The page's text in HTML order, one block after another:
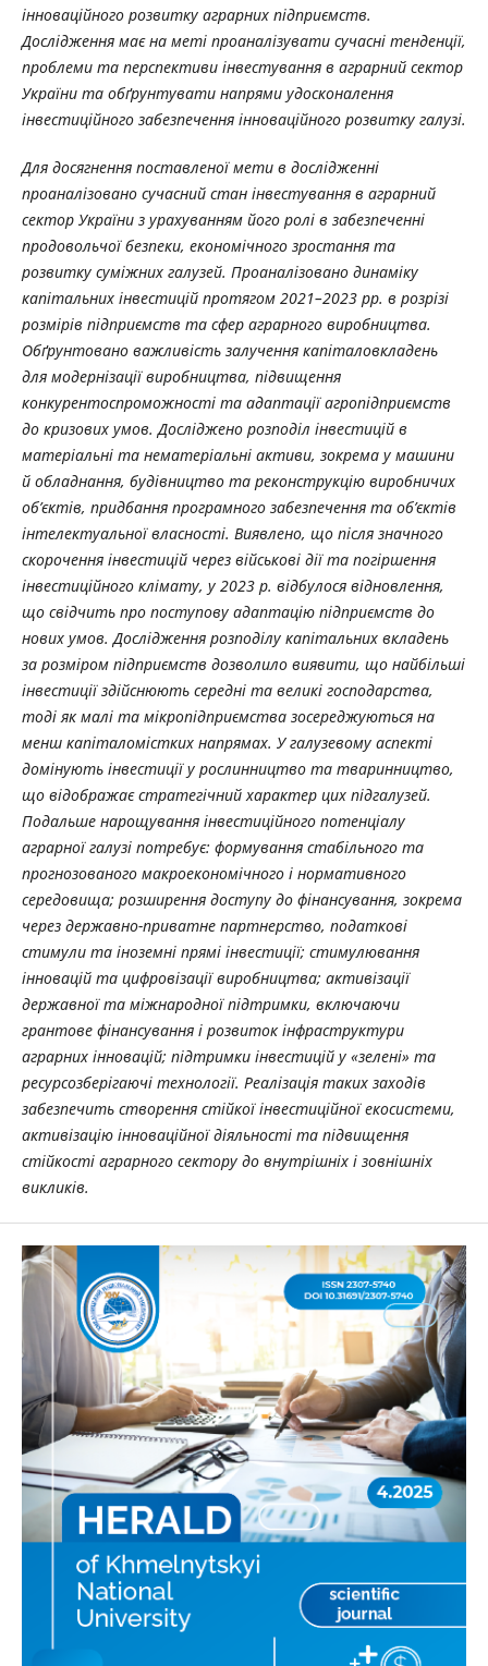
інноваційного розвитку аграрних підприємств.
Дослідження має на меті проаналізувати сучасні тенденції,
проблеми та перспективи інвестування в аграрний сектор
України та обґрунтувати напрями удосконалення
інвестиційного забезпечення інноваційного розвитку галузі.
Для досягнення поставленої мети в дослідженні
проаналізовано сучасний стан інвестування в аграрний
сектор України з урахуванням його ролі в забезпеченні
продовольчої безпеки, економічного зростання та
розвитку суміжних галузей. Проаналізовано динаміку
капітальних інвестицій протягом 2021–2023 рр. в розрізі
розмірів підприємств та сфер аграрного виробництва.
Обґрунтовано важливість залучення капіталовкладень
для модернізації виробництва, підвищення
конкурентоспроможності та адаптації агропідприємств
до кризових умов. Досліджено розподіл інвестицій в
матеріальні та нематеріальні активи, зокрема у машини
й обладнання, будівництво та реконструкцію виробничих
об’єктів, придбання програмного забезпечення та об’єктів
інтелектуальної власності. Виявлено, що після значного
скорочення інвестицій через військові дії та погіршення
інвестиційного клімату, у 2023 р. відбулося відновлення,
що свідчить про поступову адаптацію підприємств до
нових умов. Дослідження розподілу капітальних вкладень
за розміром підприємств дозволило виявити, що найбільші
інвестиції здійснюють середні та великі господарства,
тоді як малі та мікропідприємства зосереджуються на
менш капіталомістких напрямах. У галузевому аспекті
домінують інвестиції у рослинництво та тваринництво,
що відображає стратегічний характер цих підгалузей.
Подальше нарощування інвестиційного потенціалу
аграрної галузі потребує: формування стабільного та
прогнозованого макроекономічного і нормативного
середовища; розширення доступу до фінансування, зокрема
через державно-приватне партнерство, податкові
стимули та іноземні прямі інвестиції; стимулювання
інновацій та цифровізації виробництва; активізації
державної та міжнародної підтримки, включаючи
грантове фінансування і розвиток інфраструктури
аграрних інновацій; підтримки інвестицій у «зелені» та
ресурсозберігаючі технології. Реалізація таких заходів
забезпечить створення стійкої інвестиційної екосистеми,
активізацію інноваційної діяльності та підвищення
стійкості аграрного сектору до внутрішніх і зовнішніх
викликів.